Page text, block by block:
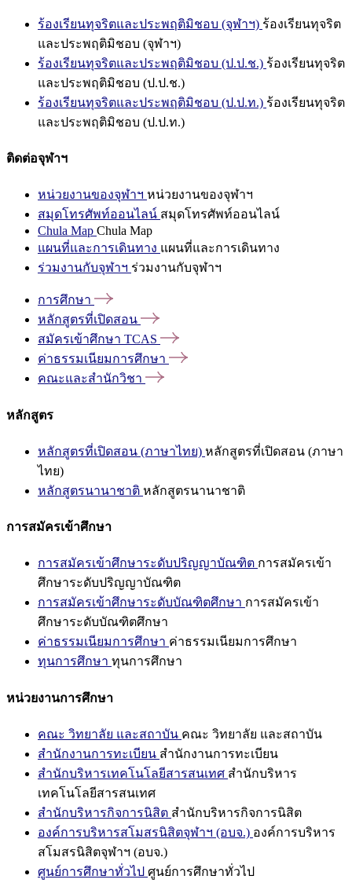
ร้องเรียนทุจริตและประพฤติมิชอบ (จุฬาฯ) ร้องเรียนทุจริต
และประพฤติมิชอบ (จุฬาฯ)
ร้องเรียนทุจริตและประพฤติมิชอบ (ป.ป.ช.) ร้องเรียนทุจริต
และประพฤติมิชอบ (ป.ป.ช.)
ร้องเรียนทุจริตและประพฤติมิชอบ (ป.ป.ท.) ร้องเรียนทุจริต
และประพฤติมิชอบ (ป.ป.ท.)
ติดต่อจุฬาฯ
หน่วยงานของจุฬาฯ หน่วยงานของจุฬาฯ
สมุดโทรศัพท์ออนไลน์ สมุดโทรศัพท์ออนไลน์
Chula Map Chula Map
แผนที่และการเดินทาง แผนที่และการเดินทาง
ร่วมงานกับจุฬาฯ ร่วมงานกับจุฬาฯ
การศึกษา
หลักสูตรที่เปิดสอน
สมัครเข้าศึกษา TCAS
ค่าธรรมเนียมการศึกษา
คณะและสำนักวิชา
หลักสูตร
หลักสูตรที่เปิดสอน (ภาษาไทย) หลักสูตรที่เปิดสอน (ภาษา
ไทย)
หลักสูตรนานาชาติ หลักสูตรนานาชาติ
การสมัครเข้าศึกษา
การสมัครเข้าศึกษาระดับปริญญาบัณฑิต การสมัครเข้า
ศึกษาระดับปริญญาบัณฑิต
การสมัครเข้าศึกษาระดับบัณฑิตศึกษา การสมัครเข้า
ศึกษาระดับบัณฑิตศึกษา
ค่าธรรมเนียมการศึกษา ค่าธรรมเนียมการศึกษา
ทุนการศึกษา ทุนการศึกษา
หน่วยงานการศึกษา
คณะ วิทยาลัย และสถาบัน คณะ วิทยาลัย และสถาบัน
สำนักงานการทะเบียน สำนักงานการทะเบียน
สำนักบริหารเทคโนโลยีสารสนเทศ สำนักบริหาร
เทคโนโลยีสารสนเทศ
สำนักบริหารกิจการนิสิต สำนักบริหารกิจการนิสิต
องค์การบริหารสโมสรนิสิตจุฬาฯ (อบจ.) องค์การบริหาร
สโมสรนิสิตจุฬาฯ (อบจ.)
ศูนย์การศึกษาทั่วไป ศูนย์การศึกษาทั่วไป